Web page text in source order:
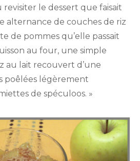
revisiter le dessert que faisait
alternance de couches de riz
de pommes qu’elle passait
au four, une simple
au lait recouvert d’une
poêlées légèrement
de spéculoos. »